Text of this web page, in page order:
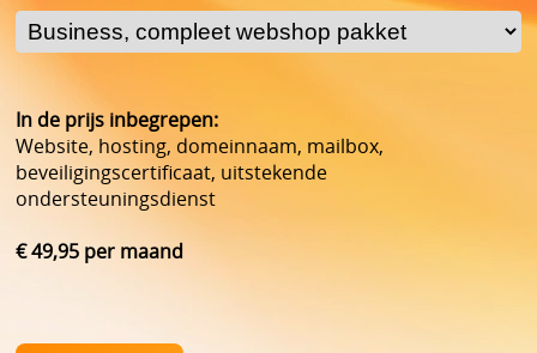
In de prijs inbegrepen:
Website, hosting, domeinnaam, mailbox,
beveiligingscertificaat, uitstekende
ondersteuningsdienst
€ 49,95 per maand